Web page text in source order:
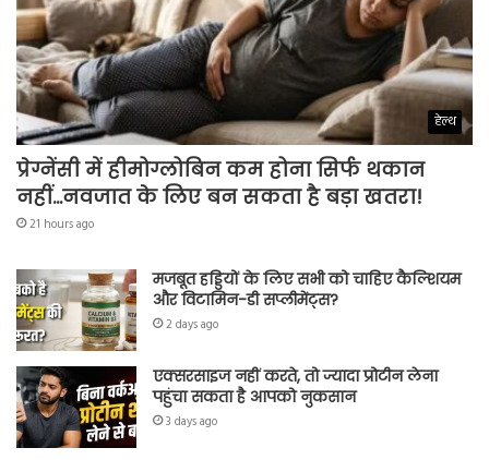
हेल्थ
प्रेग्नेंसी में हीमोग्लोबिन कम होना सिर्फ थकान
नहीं…नवजात के लिए बन सकता है बड़ा खतरा!
21 hours ago
मजबूत हड्डियों के लिए सभी को चाहिए कैल्शियम
और विटामिन-डी सप्लीमेंट्स?
2 days ago
एक्सरसाइज नहीं करते, तो ज्यादा प्रोटीन लेना
पहुंचा सकता है आपको नुकसान
3 days ago